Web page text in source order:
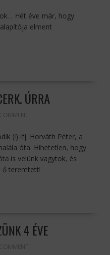
Hét éve már, hogy
elment
ÚRRA
(!) ifj. Horváth Péter, a
óta. Hihetetlen, hogy
is velünk vagytok, és
ő teremtett!
4 ÉVE